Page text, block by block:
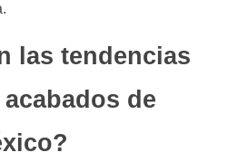
las tendencias
de